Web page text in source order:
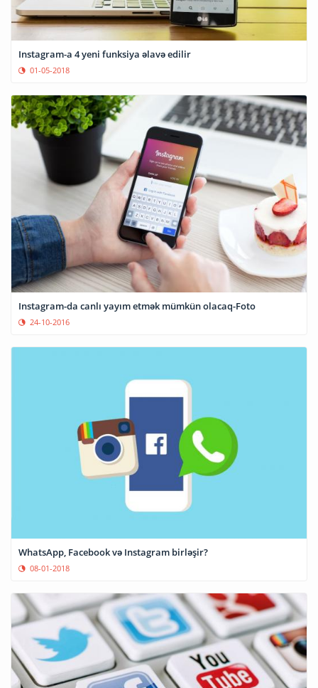
Instagram-a 4 yeni funksiya əlavə edilir
01-05-2018
Instagram-da canlı yayım etmək mümkün olacaq-Foto
24-10-2016
WhatsApp, Facebook və Instagram birləşir?
08-01-2018